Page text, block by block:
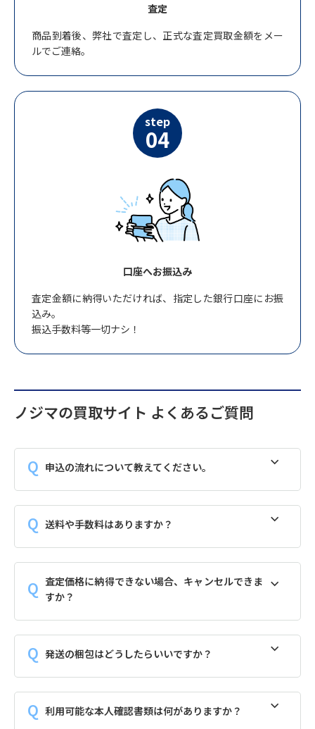
査定
商品到着後、弊社で査定し、正式な査定買取金額をメー
ルでご連絡。
step
04
口座へお振込み
査定金額に納得いただければ、指定した銀行口座にお振
込み。
振込手数料等一切ナシ！
ノジマの買取サイト よくあるご質問
申込の流れについて教えてください。
送料や手数料はありますか？
査定価格に納得できない場合、キャンセルできま
すか？
発送の梱包はどうしたらいいですか？
利用可能な本人確認書類は何がありますか？